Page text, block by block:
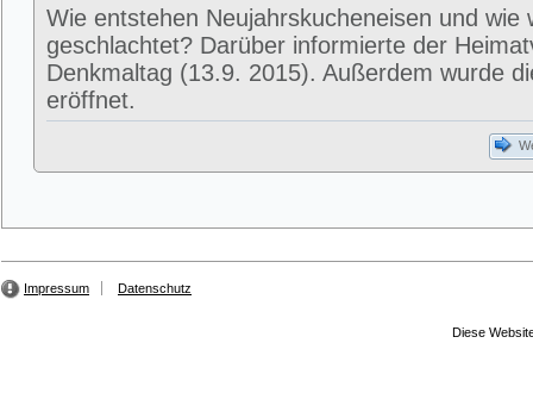
Wie entstehen Neujahrskucheneisen und wie
geschlachtet? Darüber informierte der
Denkmaltag (13.9. 2015). Außerdem wurde
eröffnet.
Impressum Datenschutz
Diese